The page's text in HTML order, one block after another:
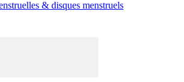
& disques menstruels